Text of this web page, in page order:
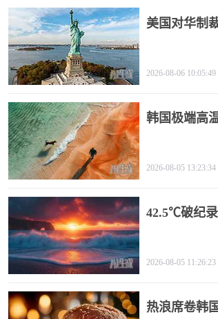
美国对华制
2026-08-06 10:05:49
韩国极端高
2026-08-05 13:23:34
42.5℃破纪
2026-08-05 11:26:23
热浪席卷韩